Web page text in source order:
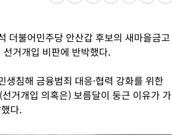
더불어민주당 안산갑 후보의 새마을금고
선거개입 비판에 반박했다.
침해 금융범죄 대응·협력 강화를 위한
거개입 의혹은) 보름달이 둥근 이유가 가
다.